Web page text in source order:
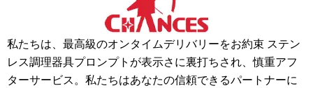
私たちは、最高級のオンタイムデリバリーをお約束 ステン
レス調理器具プロンプトが表示さに裏打ちされ、慎重アフ
ターサービス。私たちはあなたの信頼できるパートナーに